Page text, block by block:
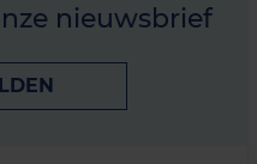
nieuwsbrief